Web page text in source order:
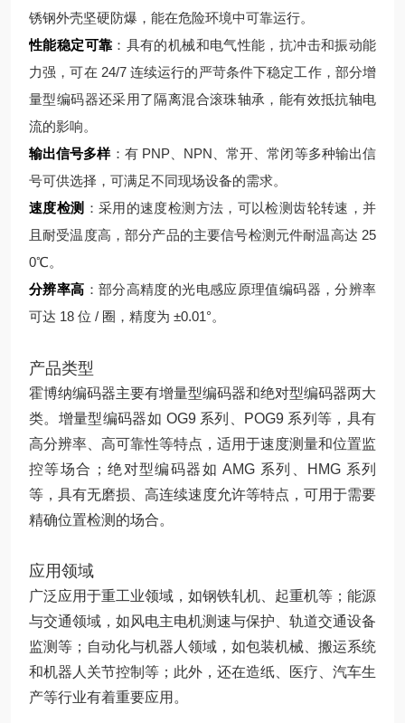
锈钢外壳坚硬防爆，能在危险环境中可靠运行。
性能稳定可靠 ：具有的机械和电气性能，抗冲击和振动能
力强，可在 24/7 连续运行的严苛条件下稳定工作，部分增
量型编码器还采用了隔离混合滚珠轴承，能有效抵抗轴电
流的影响。
输出信号多样：有 PNP、NPN、常开、常闭等多种输出信
号可供选择，可满足不同现场设备的需求。
速度检测 ：采用的速度检测方法，可以检测齿轮转速，并
且耐受温度高，部分产品的主要信号检测元件耐温高达 25
0℃。
分辨率高 ：部分高精度的光电感应原理值编码器，分辨率
可达 18 位 / 圈，精度为 ±0.01°。
产品类型
霍博纳编码器主要有增量型编码器和绝对型编码器两大
类。增量型编码器如 OG9 系列、POG9 系列等，具有
高分辨率、高可靠性等特点，适用于速度测量和位置监
控等场合；绝对型编码器如 AMG 系列、HMG 系列
等，具有无磨损、高连续速度允许等特点，可用于需要
精确位置检测的场合。
应用领域
广泛应用于重工业领域，如钢铁轧机、起重机等；能源
与交通领域，如风电主电机测速与保护、轨道交通设备
监测等；自动化与机器人领域，如包装机械、搬运系统
和机器人关节控制等；此外，还在造纸、医疗、汽车生
产等行业有着重要应用。